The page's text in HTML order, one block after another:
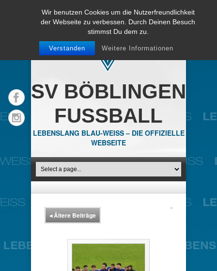
Wir benutzen Cookies um die Nutzerfreundlichkeit
der Webseite zu verbessen. Durch Deinen Besuch
stimmst Du dem zu.
Verstanden Weitere Informationen
SV BÖBLINGEN
FUSSBALL
LEBENSLANG BLAU-WEISS – DIE OFFIZIELLE
WEBSEITE
◂Ältere Beiträge